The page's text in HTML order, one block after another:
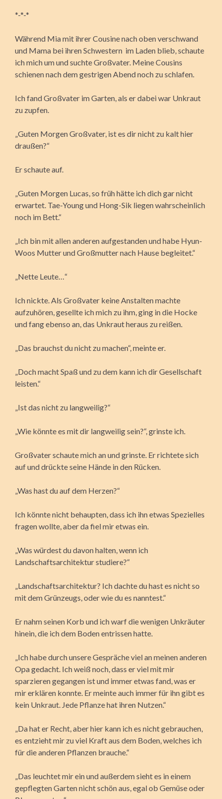
*-*-*
Während Mia mit ihrer Cousine nach oben verschwand
und Mama bei ihren Schwestern im Laden blieb, schaute
ich mich um und suchte Großvater. Meine Cousins
schienen nach dem gestrigen Abend noch zu schlafen.
Ich fand Großvater im Garten, als er dabei war Unkraut
zu zupfen.
„Guten Morgen Großvater, ist es dir nicht zu kalt hier
draußen?“
Er schaute auf.
„Guten Morgen Lucas, so früh hätte ich dich gar nicht
erwartet. Tae-Young und Hong-Sik liegen wahrscheinlich
noch im Bett.“
„Ich bin mit allen anderen aufgestanden und habe Hyun-
Woos Mutter und Großmutter nach Hause begleitet.“
„Nette Leute…“
Ich nickte. Als Großvater keine Anstalten machte
aufzuhören, gesellte ich mich zu ihm, ging in die Hocke
und fang ebenso an, das Unkraut heraus zu reißen.
„Das brauchst du nicht zu machen“, meinte er.
„Doch macht Spaß und zu dem kann ich dir Gesellschaft
leisten.“
„Ist das nicht zu langweilig?“
„Wie könnte es mit dir langweilig sein?“, grinste ich.
Großvater schaute mich an und grinste. Er richtete sich
auf und drückte seine Hände in den Rücken.
„Was hast du auf dem Herzen?“
Ich könnte nicht behaupten, dass ich ihn etwas Spezielles
fragen wollte, aber da fiel mir etwas ein.
„Was würdest du davon halten, wenn ich
Landschaftsarchitektur studiere?“
„Landschaftsarchitektur? Ich dachte du hast es nicht so
mit dem Grünzeugs, oder wie du es nanntest.“
Er nahm seinen Korb und ich warf die wenigen Unkräuter
hinein, die ich dem Boden entrissen hatte.
„Ich habe durch unsere Gespräche viel an meinen anderen
Opa gedacht. Ich weiß noch, dass er viel mit mir
sparzieren gegangen ist und immer etwas fand, was er
mir erklären konnte. Er meinte auch immer für ihn gibt es
kein Unkraut. Jede Pflanze hat ihren Nutzen.“
„Da hat er Recht, aber hier kann ich es nicht gebrauchen,
es entzieht mir zu viel Kraft aus dem Boden, welches ich
für die anderen Pflanzen brauche.“
„Das leuchtet mir ein und außerdem sieht es in einem
gepflegten Garten nicht schön aus, egal ob Gemüse oder